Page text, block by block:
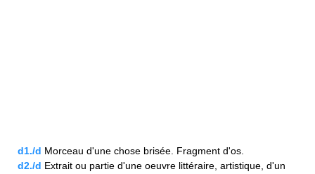
d1./d Morceau d'une chose brisée. Fragment d'os.
d2./d Extrait ou partie d'une oeuvre littéraire, artistique, d'un